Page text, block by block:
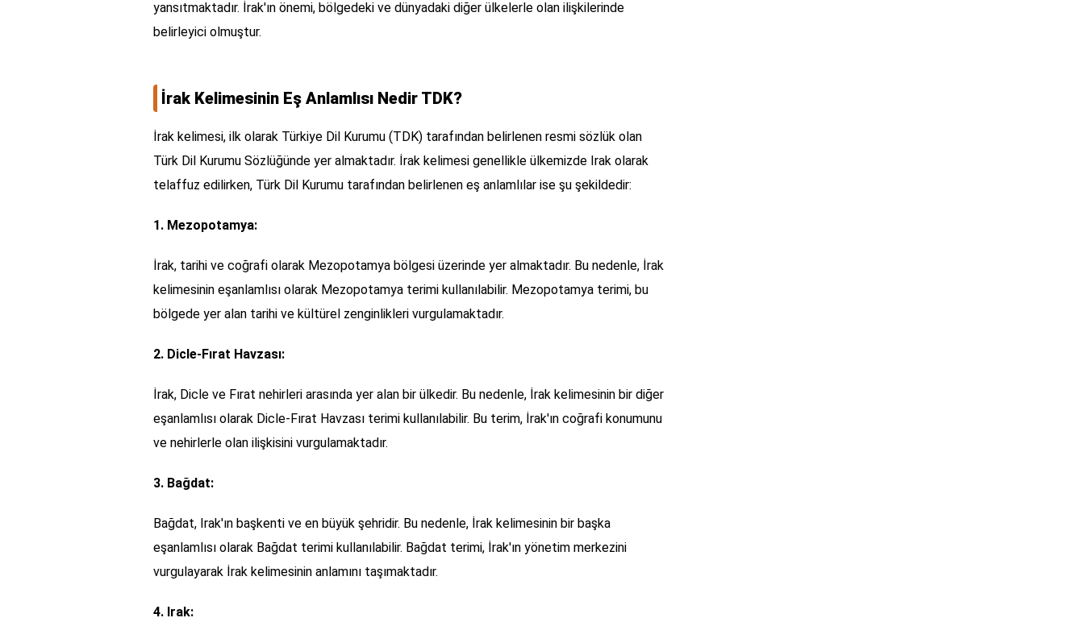
yansıtmaktadır. İrak'ın önemi, bölgedeki ve dünyadaki diğer ülkelerle olan ilişkilerinde
belirleyici olmuştur.
İrak Kelimesinin Eş Anlamlısı Nedir TDK?
İrak kelimesi, ilk olarak Türkiye Dil Kurumu (TDK) tarafından belirlenen resmi sözlük olan
Türk Dil Kurumu Sözlüğünde yer almaktadır. İrak kelimesi genellikle ülkemizde Irak olarak
telaffuz edilirken, Türk Dil Kurumu tarafından belirlenen eş anlamlılar ise şu şekildedir:
1. Mezopotamya:
İrak, tarihi ve coğrafi olarak Mezopotamya bölgesi üzerinde yer almaktadır. Bu nedenle, İrak
kelimesinin eşanlamlısı olarak Mezopotamya terimi kullanılabilir. Mezopotamya terimi, bu
bölgede yer alan tarihi ve kültürel zenginlikleri vurgulamaktadır.
2. Dicle-Fırat Havzası:
İrak, Dicle ve Fırat nehirleri arasında yer alan bir ülkedir. Bu nedenle, İrak kelimesinin bir diğer
eşanlamlısı olarak Dicle-Fırat Havzası terimi kullanılabilir. Bu terim, İrak'ın coğrafi konumunu
ve nehirlerle olan ilişkisini vurgulamaktadır.
3. Bağdat:
Bağdat, Irak'ın başkenti ve en büyük şehridir. Bu nedenle, İrak kelimesinin bir başka
eşanlamlısı olarak Bağdat terimi kullanılabilir. Bağdat terimi, İrak'ın yönetim merkezini
vurgulayarak İrak kelimesinin anlamını taşımaktadır.
4. Irak: